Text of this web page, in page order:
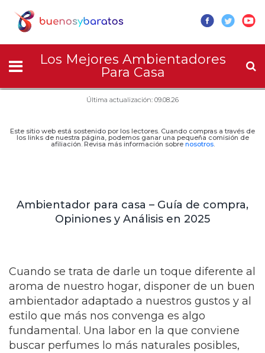
Los Mejores Ambientadores
Para Casa
Última actualización: 09.08.26
Este sitio web está sostenido por los lectores. Cuando compras a través de
los links de nuestra página, podemos ganar una pequeña comisión de
afiliación. Revisa más información sobre nosotros.
Ambientador para casa – Guía de compra,
Opiniones y Análisis en 2025
Cuando se trata de darle un toque diferente al
aroma de nuestro hogar, disponer de un buen
ambientador adaptado a nuestros gustos y al
estilo que más nos convenga es algo
fundamental. Una labor en la que conviene
buscar perfumes lo más naturales posibles,